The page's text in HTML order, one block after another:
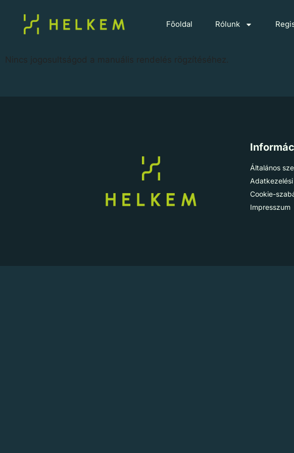
Főoldal Rólunk
Nincs jogosultságod a manuális rendelés rögzítéséhez.
Általános
Cookie-
Impresszum